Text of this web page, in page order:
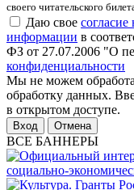
своего читательского
Даю свое
информации в
ФЗ от 27.07.2006 "О
конфиденциальности
Мы не можем
обработку данных.
в открытом доступе.
Отмена
ВСЕ БАННЕРЫ